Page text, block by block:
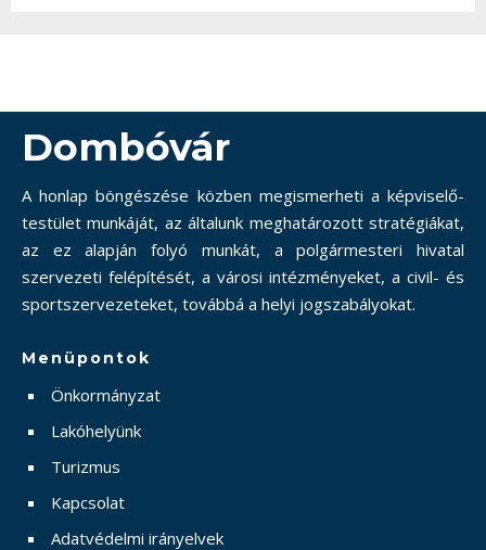
Dombóvár
A honlap böngészése közben megismerheti a képviselő-
testület munkáját, az általunk meghatározott stratégiákat,
az ez alapján folyó munkát, a polgármesteri hivatal
szervezeti felépítését, a városi intézményeket, a civil- és
sportszervezeteket, továbbá a helyi jogszabályokat.
Menüpontok
Önkormányzat
Lakóhelyünk
Turizmus
Kapcsolat
Adatvédelmi irányelvek